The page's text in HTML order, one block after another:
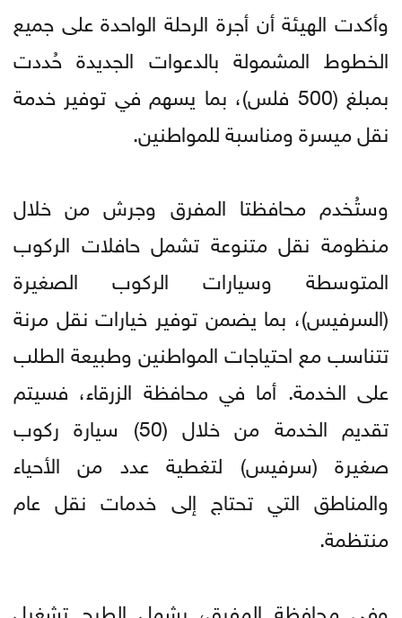
وأكدت الهيئة أن أجرة الرحلة الواحدة على جميع
الخطوط المشمولة بالدعوات الجديدة حُددت
بمبلغ (500 فلس)، بما يسهم في توفير خدمة
نقل ميسرة ومناسبة للمواطنين.
وستُخدم محافظتا المفرق وجرش من خلال
منظومة نقل متنوعة تشمل حافلات الركوب
المتوسطة وسيارات الركوب الصغيرة
(السرفيس)، بما يضمن توفير خيارات نقل مرنة
تتناسب مع احتياجات المواطنين وطبيعة الطلب
على الخدمة. أما في محافظة الزرقاء، فسيتم
تقديم الخدمة من خلال (50) سيارة ركوب
صغيرة (سرفيس) لتغطية عدد من الأحياء
والمناطق التي تحتاج إلى خدمات نقل عام
منتظمة.
وفي محافظة المفرق، يشمل الطرح تشغيل